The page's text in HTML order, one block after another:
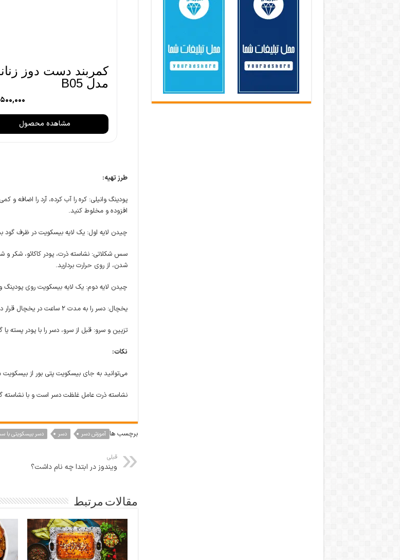
کمربند دست دوز
مدل B05
مشاهده محصول
طرز تهیه:
پودینگ وانیلی: کره را آب کرده، آرد را اضافه
افزوده و مخلوط کنید.
چیدن لایه اول: یک لایه بیسکویت در ظرف گود
سس شکلاتی: نشاسته ذرت، پودر کاکائو، شکر و
شدن، از روی حرارت بردارید.
چیدن لایه دوم: یک لایه بیسکویت روی پودینگ
یخچال: دسر را به مدت ۲ ساعت در یخچال قرار دهید تا خنک شود.
تزیین و سرو: قبل از سرو، دسر را با پودر پسته یا
نکات:
می‌توانید به جای بیسکویت پتی بور از بیسکویت
نشاسته ذرت عامل غلظت دسر است و با نشاسته
برچسب ها آموزش دسر دسر دسر بیسکویتی
قبلی
ویندوز در ابتدا چه نام داشت؟
مقالات مرتبط